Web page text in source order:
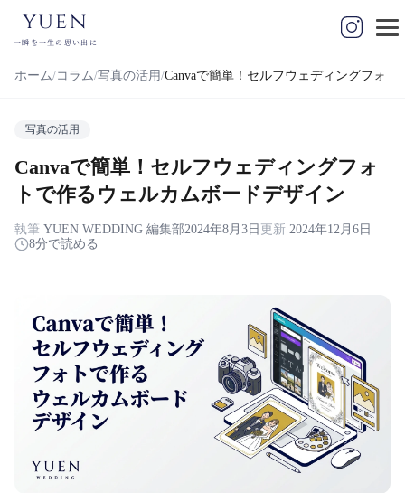
yuen
一瞬を一生の思い出に
ホーム コラム 写真の活用 Canvaで簡単！セルフウェディングフォ
写真の活用
Canvaで簡単！セルフウェディングフォ
トで作るウェルカムボードデザイン
執筆 YUEN WEDDING 編集部2024年8月3日 更新 2024年12月6日
8分で読める